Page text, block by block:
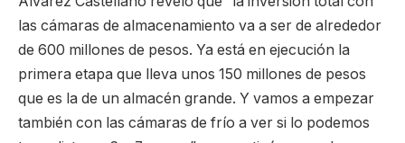
las cámaras de almacenamiento va a ser de alrededor
de 600 millones de pesos. Ya está en ejecución la
primera etapa que lleva unos 150 millones de pesos
que es la de un almacén grande. Y vamos a empezar
también con las cámaras de frío a ver si lo podemos